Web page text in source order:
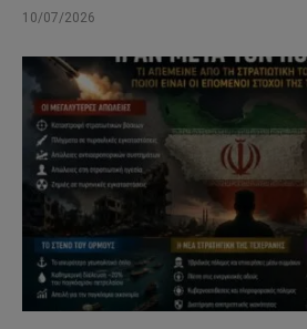
10/07/2026